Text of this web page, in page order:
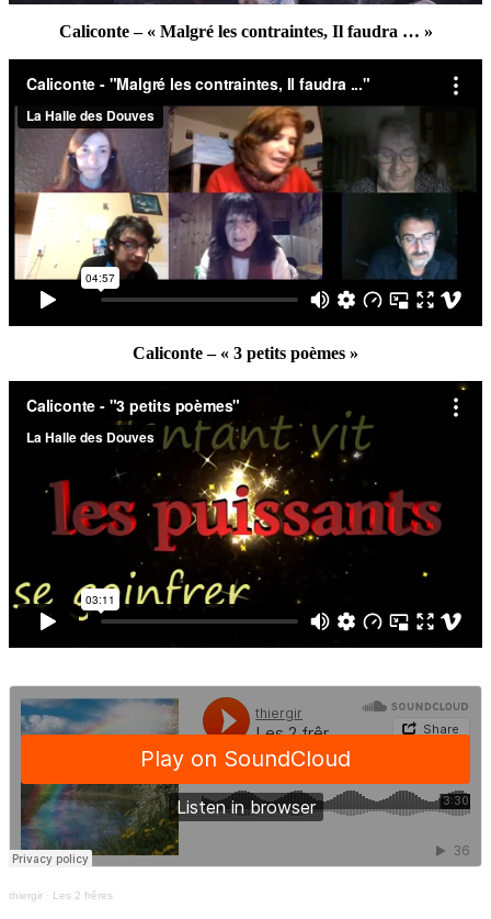
Caliconte – « Malgré les contraintes, Il faudra … »
Caliconte – « 3 petits poèmes »
thiergir · Les 2 frêres